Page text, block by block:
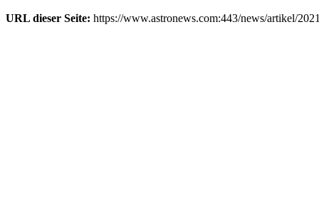
URL dieser Seite: https://www.astronews.com:443/news/artikel/